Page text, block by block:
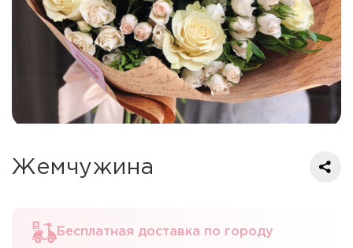
Жемчужина
Бесплатная доставка по городу